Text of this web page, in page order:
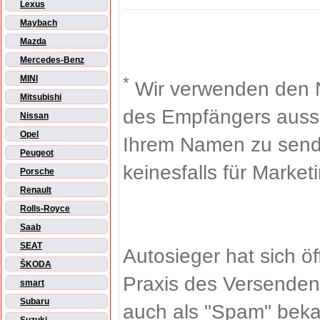
Lexus
Maybach
Mazda
Mercedes-Benz
MINI
Mitsubishi
Nissan
Opel
Peugeot
Porsche
Renault
Rolls-Royce
Saab
SEAT
ŠKODA
smart
Subaru
* Wir verwenden den
des Empfängers
Ihrem Namen zu
keinesfalls für
Autosieger hat sich
Praxis des
auch als "Spam"